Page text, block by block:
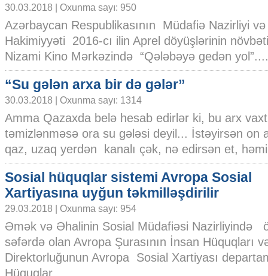
30.03.2018 | Oxunma sayı: 950
Azərbaycan Respublikasının Müdafiə Nazirliyi
Hakimiyyəti 2016-cı ilin Aprel döyüşlərinin
Nizami Kino Mərkəzində “Qələbəyə gedən
“Su gələn arxa bir də gələr”
30.03.2018 | Oxunma sayı: 1314
Amma Qazaxda belə hesab edirlər ki, bu arx
təmizlənməsə ora su gələsi deyil... İstəyirsən on
qaz, uzaq yerdən kanalı çək, nə edirsən et,
Sosial hüquqlar sistemi Avropa Sosial
Xartiyasına uyğun təkmilləşdirilir
29.03.2018 | Oxunma sayı: 954
Əmək və Əhalinin Sosial Müdafiəsi Nazirliyində
səfərdə olan Avropa Şurasının İnsan Hüquqları
Direktorluğunun Avropa Sosial Xartiyası
Hüquqlar......